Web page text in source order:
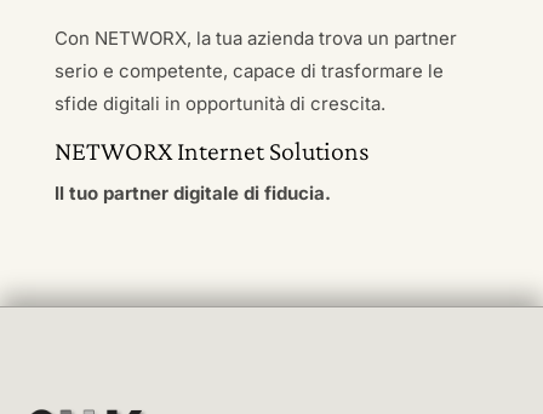
Con NETWORX, la tua azienda trova un partner
serio e competente, capace di trasformare le
sfide digitali in opportunità di crescita.
NETWORX Internet Solutions
Il tuo partner digitale di fiducia.